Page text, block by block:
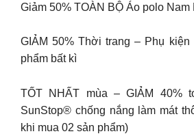
Giảm 50% TOÀN BỘ Áo polo Nam
GIẢM 50% Thời trang – Phụ
phẩm bất kì
TỐT NHẤT mùa – GIẢM 40%
SunStop® chống nắng làm mát
khi mua 02 sản phẩm)